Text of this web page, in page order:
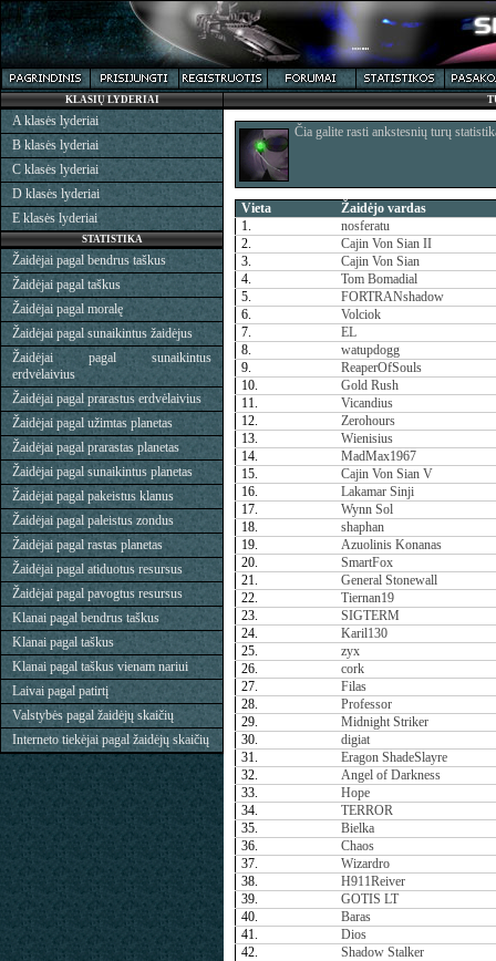
Čia galite rasti ankstesnių turų
Vieta
Žaidėjo vardas
1.
nosferatu
2.
Cajin Von Sian II
3.
Cajin Von Sian
4.
Tom Bomadial
5.
FORTRANshadow
6.
Volciok
7.
EL
8.
watupdogg
9.
ReaperOfSouls
10.
Gold Rush
11.
Vicandius
12.
Zerohours
13.
Wienisius
14.
MadMax1967
15.
Cajin Von Sian V
16.
Lakamar Sinji
17.
Wynn Sol
18.
shaphan
19.
Azuolinis Konanas
20.
SmartFox
21.
General Stonewall
22.
Tiernan19
23.
SIGTERM
24.
Karil130
25.
zyx
26.
cork
27.
Filas
28.
Professor
29.
Midnight Striker
30.
digiat
31.
Eragon ShadeSlayre
32.
Angel of Darkness
33.
Hope
34.
TERROR
35.
Bielka
36.
Chaos
37.
Wizardro
38.
H911Reiver
39.
GOTIS LT
40.
Baras
41.
Dios
42.
Shadow Stalker
KLASIŲ LYDERIAI
A klasės lyderiai
B klasės lyderiai
C klasės lyderiai
D klasės lyderiai
E klasės lyderiai
STATISTIKA
Žaidėjai pagal bendrus taškus
Žaidėjai pagal taškus
Žaidėjai pagal moralę
Žaidėjai pagal sunaikintus žaidėjus
Žaidėjai pagal sunaikintus
erdvėlaivius
Žaidėjai pagal prarastus erdvėlaivius
Žaidėjai pagal užimtas planetas
Žaidėjai pagal prarastas planetas
Žaidėjai pagal sunaikintus planetas
Žaidėjai pagal pakeistus klanus
Žaidėjai pagal paleistus zondus
Žaidėjai pagal rastas planetas
Žaidėjai pagal atiduotus resursus
Žaidėjai pagal pavogtus resursus
Klanai pagal bendrus taškus
Klanai pagal taškus
Klanai pagal taškus vienam nariui
Laivai pagal patirtį
Valstybės pagal žaidėjų skaičių
Interneto tiekėjai pagal žaidėjų skaičių